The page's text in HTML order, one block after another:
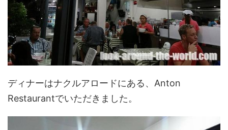
ディナーはナクルアロードにある、Anton
Restaurantでいただきました。